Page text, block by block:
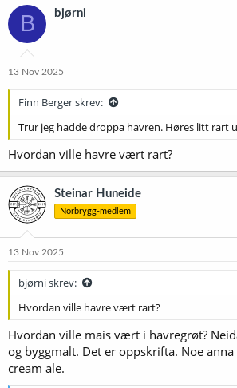
k
s
j
o
e
B bjørni
13 Nov 2025
Finn Berger skrev:
Trur jeg hadde droppa havren. Høres litt rart
Hvordan ville havre vært rart?
Steinar Huneide
Norbrygg-medlem
13 Nov 2025
bjørni skrev:
Hvordan ville havre vært rart?
Hvordan ville mais vært i havregrøt?
og byggmalt. Det er oppskrifta. Noe
cream ale.